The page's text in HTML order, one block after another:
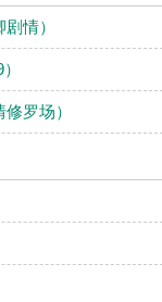
情）
罗场）